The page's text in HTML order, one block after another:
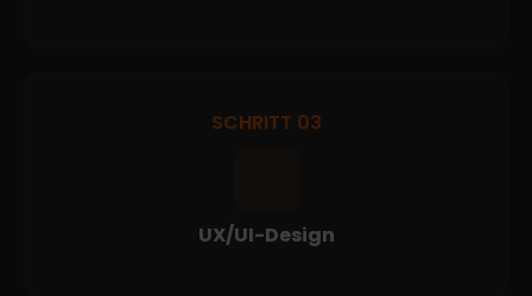
SCHRITT 03
UX/UI-Design